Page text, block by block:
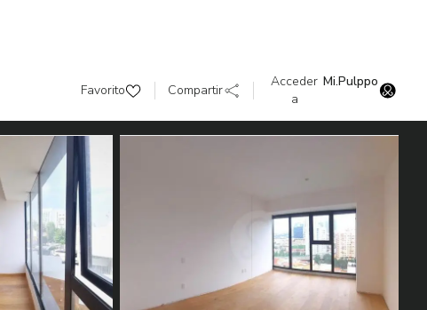
Favorito Compartir
Acceder
a
Mi.Pulppo